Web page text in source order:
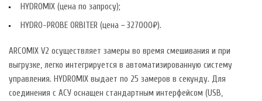
HYDROMIX (цена по запросу);
HYDRO-PROBE ORBITER (цена − 327000₽).
ARCOMIX V2 осуществляет замеры во время смешивания и при
выгрузке, легко интегрируется в автоматизированную систему
управления. HYDROMIX выдает по 25 замеров в секунду. Для
соединения с АСУ оснащен стандартным интерфейсом (USB,